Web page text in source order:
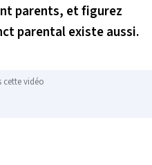
parents, et figurez
parental existe aussi.
cette vidéo